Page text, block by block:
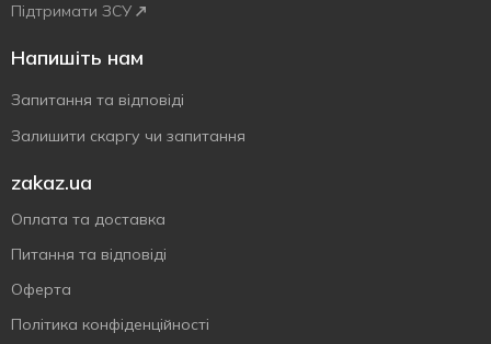
Підтримати ЗСУ
Напишіть нам
Запитання та відповіді
Залишити скаргу чи запитання
zakaz.ua
Оплата та доставка
Питання та відповіді
Оферта
Політика конфіденційності